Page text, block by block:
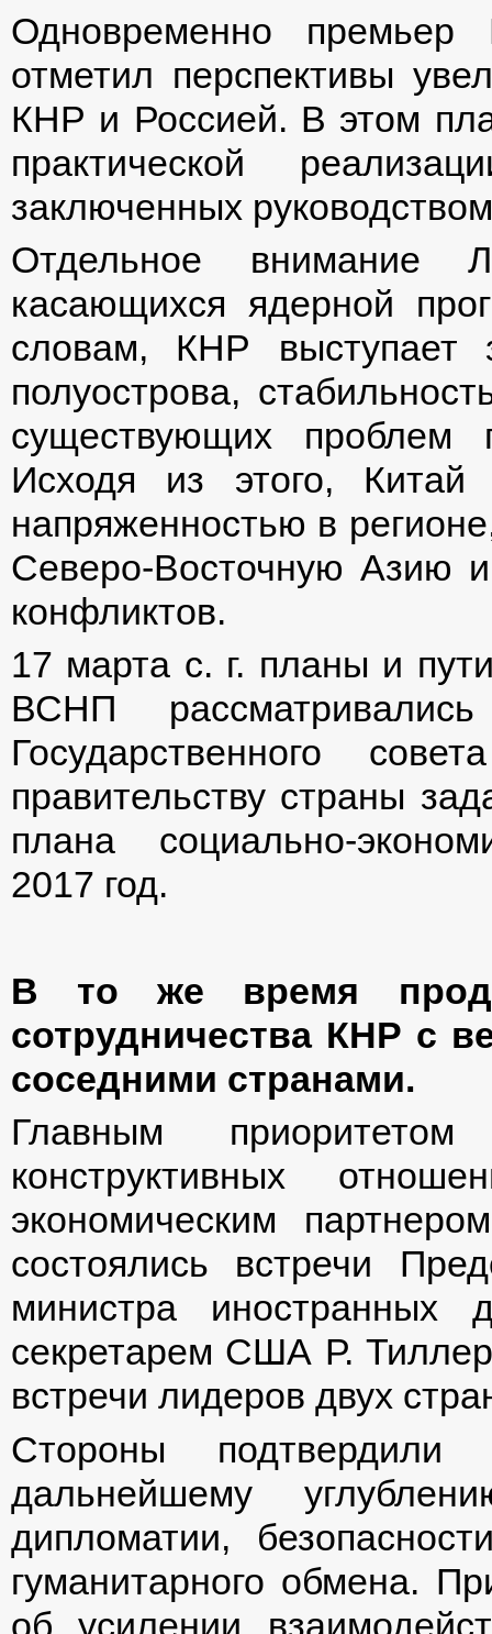
Одновременно премьер
отметил перспективы
КНР и Россией. В этом
практической
заключенных
Отдельное внимание
касающихся ядерной
словам, КНР выступает
полуострова,
существующих проблем
Исходя из этого, Китай
напряженностью в
Северо-Восточную Азию
конфликтов.
17 марта с. г. планы и
ВСНП
Государственного
правительству страны
плана социально-
2017 год.
В то же время
сотрудничества КНР с
соседними странами.
Главным
конструктивных
экономическим
состоялись встречи
министра
секретарем США Р.
встречи лидеров двух
Стороны
дальнейшему
дипломатии,
гуманитарного обмена.
об усилении